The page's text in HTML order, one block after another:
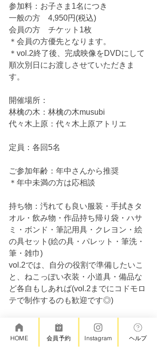
参加料：お子さま1名につき
一般の方　4,950円(税込)
会員の方　チケット1枚
＊会員の方優先となります。
＊vol.2終了後、完成映像をDVDにして
順次別日にお渡しさせていただきま
す。
開催場所：
林檎の木：林檎の木musubi
代々木上原：代々木上原アトリエ
定員：各回5名
ご参加年齢：年中さんから推奨
＊年中未満の方は応相談
持ち物：汚れても良い服装・手拭きタ
オル・飲み物・作品持ち帰り袋・ハサ
ミ・ボンド・筆記用具・クレヨン・絵
の具セット(絵の具・パレット・筆洗・
筆・雑巾)
vol.2では、自分の役割で準備したいこ
と、ねこっぽい衣装・小道具・備品な
ど各自もしあれば(vol.2までにコドモロ
テで制作するのも歓迎です◎)
申込〆切：
林檎の木
5/8終日まで
HOME 会員予約 Instagram ヘルプ